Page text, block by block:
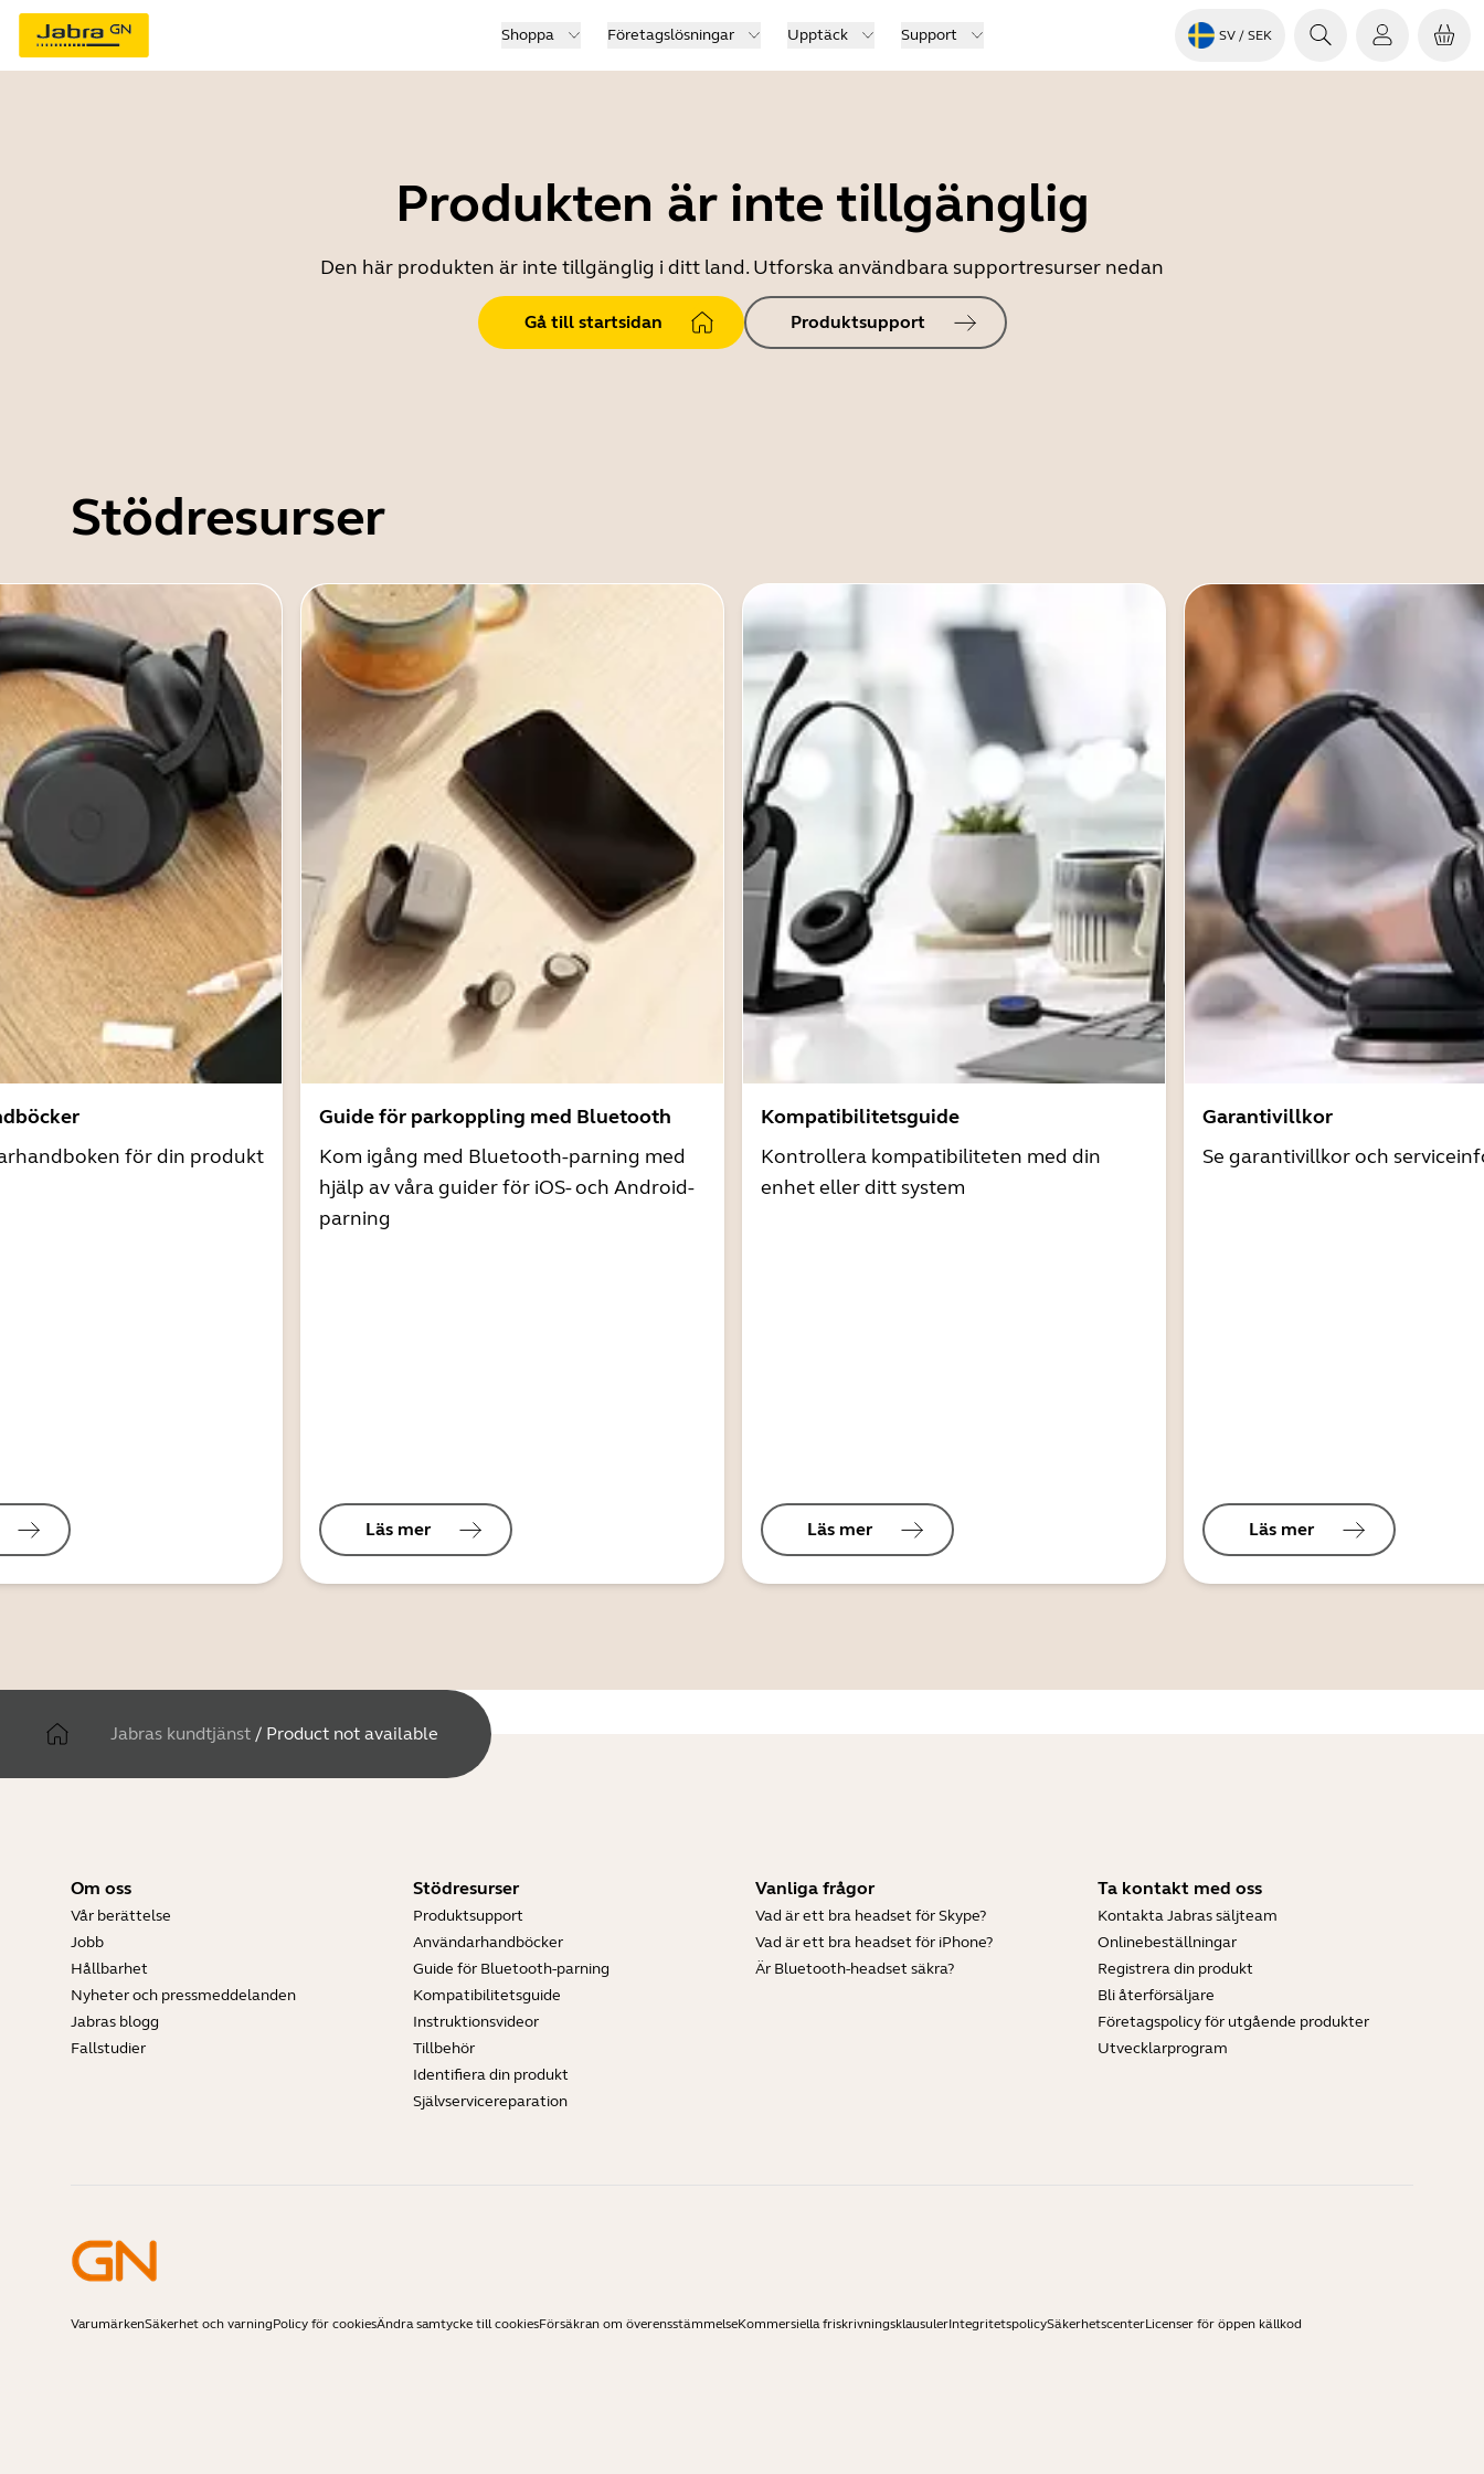
Shoppa Företagslösningar Upptäck Support SV / SEK
Produkten är inte tillgänglig
Den här produkten är inte tillgänglig i ditt land. Utforska användbara supportresurser nedan
Gå till startsidan Produktsupport
Stödresurser
för din produkt
Guide för parkoppling med Bluetooth
Kom igång med Bluetooth-parning med
hjälp av våra guider för iOS- och Android-
parning
Läs mer
Kompatibilitetsguide
Kontrollera kompatibiliteten med din
enhet eller ditt system
Läs mer
Garantivillkor
Se garantivillkor och
Läs mer
Jabras kundtjänst / Product not available
Om oss
Vår berättelse
Jobb
Hållbarhet
Nyheter och pressmeddelanden
Jabras blogg
Fallstudier
Stödresurser
Produktsupport
Användarhandböcker
Guide för Bluetooth-parning
Kompatibilitetsguide
Instruktionsvideor
Tillbehör
Identifiera din produkt
Självservicereparation
Vanliga frågor
Vad är ett bra headset för Skype?
Vad är ett bra headset för iPhone?
Är Bluetooth-headset säkra?
Ta kontakt med oss
Kontakta Jabras säljteam
Onlinebeställningar
Registrera din produkt
Bli återförsäljare
Företagspolicy för utgående produkter
Utvecklarprogram
VarumärkenSäkerhet och varningPolicy för cookiesÄndra samtycke till cookiesFörsäkran om överensstämmelseKommersiella friskrivningsklausulerIntegritetspolicySäkerhetscenterLicenser för öppen källkod